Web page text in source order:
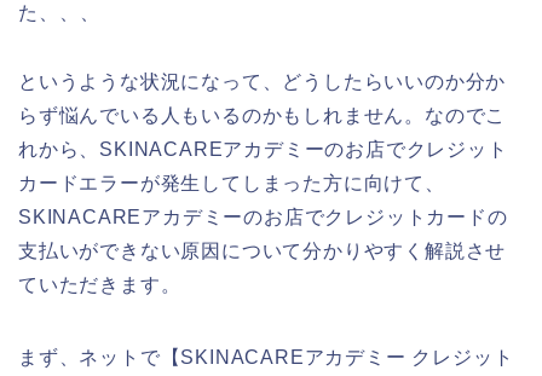
た、、、
というような状況になって、どうしたらいいのか分か
らず悩んでいる人もいるのかもしれません。なのでこ
れから、SKINACAREアカデミーのお店でクレジット
カードエラーが発生してしまった方に向けて、
SKINACAREアカデミーのお店でクレジットカードの
支払いができない原因について分かりやすく解説させ
ていただきます。
まず、ネットで【SKINACAREアカデミー クレジット